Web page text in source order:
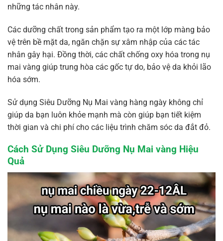
những tác nhân này.
Các dưỡng chất trong sản phẩm tạo ra một lớp màng bảo
vệ trên bề mặt da, ngăn chặn sự xâm nhập của các tác
nhân gây hại. Đồng thời, các chất chống oxy hóa trong nụ
mai vàng giúp trung hòa các gốc tự do, bảo vệ da khỏi lão
hóa sớm.
Sử dụng Siêu Dưỡng Nụ Mai vàng hàng ngày không chỉ
giúp da bạn luôn khỏe mạnh mà còn giúp bạn tiết kiệm
thời gian và chi phí cho các liệu trình chăm sóc da đắt đỏ.
Cách Sử Dụng Siêu Dưỡng Nụ Mai vàng Hiệu
Quả